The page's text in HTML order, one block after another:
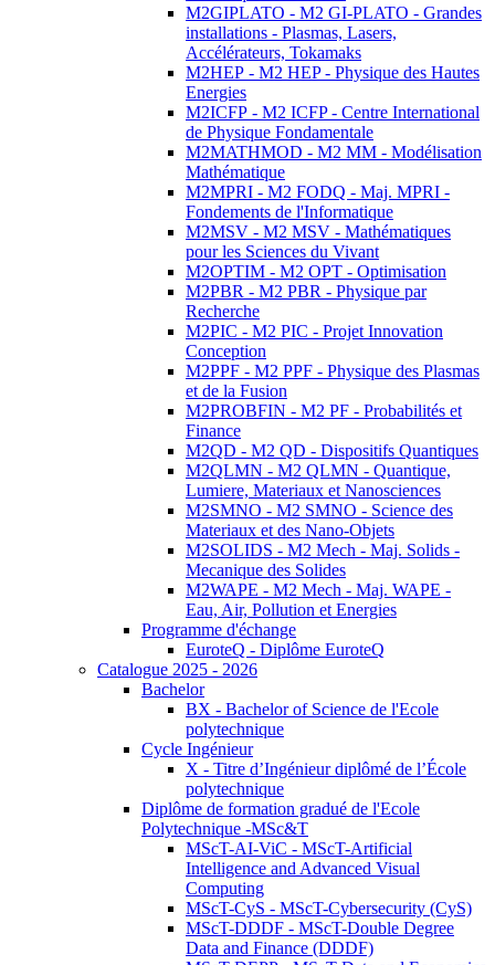
M2GIPLATO - M2 GI-PLATO - Grandes
installations - Plasmas, Lasers,
Accélérateurs, Tokamaks
M2HEP - M2 HEP - Physique des Hautes
Energies
M2ICFP - M2 ICFP - Centre International
de Physique Fondamentale
M2MATHMOD - M2 MM - Modélisation
Mathématique
M2MPRI - M2 FODQ - Maj. MPRI -
Fondements de l'Informatique
M2MSV - M2 MSV - Mathématiques
pour les Sciences du Vivant
M2OPTIM - M2 OPT - Optimisation
M2PBR - M2 PBR - Physique par
Recherche
M2PIC - M2 PIC - Projet Innovation
Conception
M2PPF - M2 PPF - Physique des Plasmas
et de la Fusion
M2PROBFIN - M2 PF - Probabilités et
Finance
M2QD - M2 QD - Dispositifs Quantiques
M2QLMN - M2 QLMN - Quantique,
Lumiere, Materiaux et Nanosciences
M2SMNO - M2 SMNO - Science des
Materiaux et des Nano-Objets
M2SOLIDS - M2 Mech - Maj. Solids -
Mecanique des Solides
M2WAPE - M2 Mech - Maj. WAPE -
Eau, Air, Pollution et Energies
Programme d'échange
EuroteQ - Diplôme EuroteQ
Catalogue 2025 - 2026
Bachelor
BX - Bachelor of Science de l'Ecole
polytechnique
Cycle Ingénieur
X - Titre d’Ingénieur diplômé de l’École
polytechnique
Diplôme de formation gradué de l'Ecole
Polytechnique -MSc&T
MScT-AI-ViC - MScT-Artificial
Intelligence and Advanced Visual
Computing
MScT-CyS - MScT-Cybersecurity (CyS)
MScT-DDDF - MScT-Double Degree
Data and Finance (DDDF)